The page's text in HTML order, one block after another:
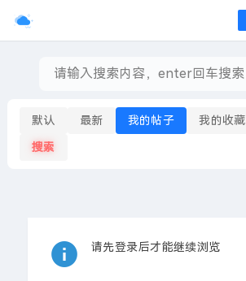
默认 最新 我的帖子 我的收藏
搜索
请先登录后才能继续浏览